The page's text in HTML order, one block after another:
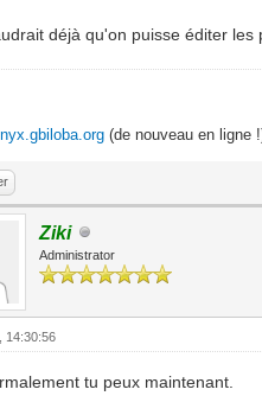
déjà qu'on puisse éditer
(de nouveau en ligne
Ziki
Administrator
14:30:56
tu peux maintenant.